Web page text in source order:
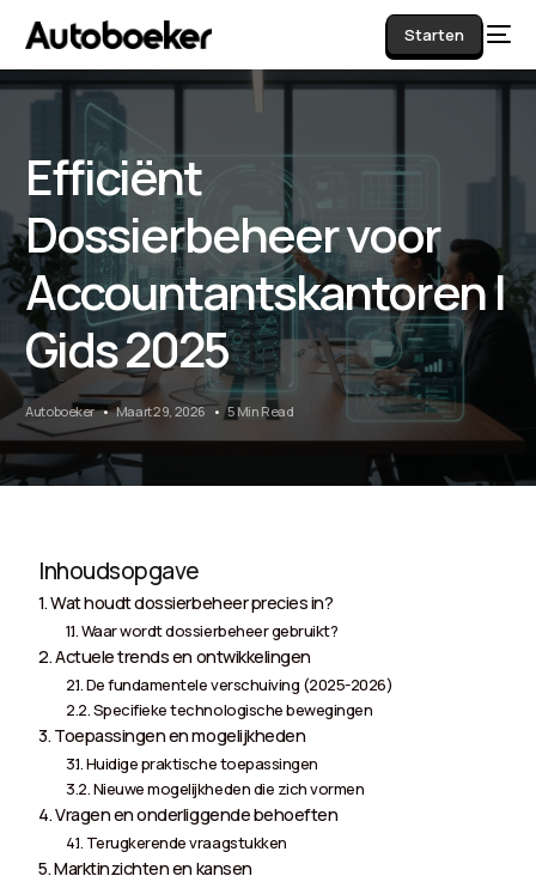
Starten
Efficiënt
Dossierbeheer voor
Accountantskantoren |
Gids 2025
Autoboeker Maart 29, 2026 5 Min Read
Inhoudsopgave
Wat houdt dossierbeheer precies in?
Waar wordt dossierbeheer gebruikt?
Actuele trends en ontwikkelingen
De fundamentele verschuiving (2025-2026)
Specifieke technologische bewegingen
Toepassingen en mogelijkheden
Huidige praktische toepassingen
Nieuwe mogelijkheden die zich vormen
Vragen en onderliggende behoeften
Terugkerende vraagstukken
Marktinzichten en kansen
AI